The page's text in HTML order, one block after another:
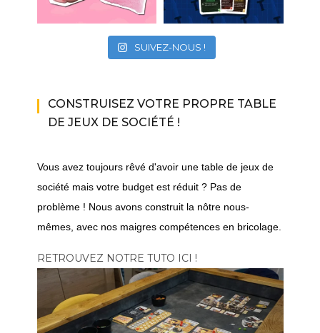
SUIVEZ-NOUS !
CONSTRUISEZ VOTRE PROPRE TABLE
DE JEUX DE SOCIÉTÉ !
Vous avez toujours rêvé d'avoir une table de jeux de
société mais votre budget est réduit ? Pas de
problème ! Nous avons construit la nôtre nous-
mêmes, avec nos maigres compétences en bricolage.
RETROUVEZ NOTRE TUTO ICI !